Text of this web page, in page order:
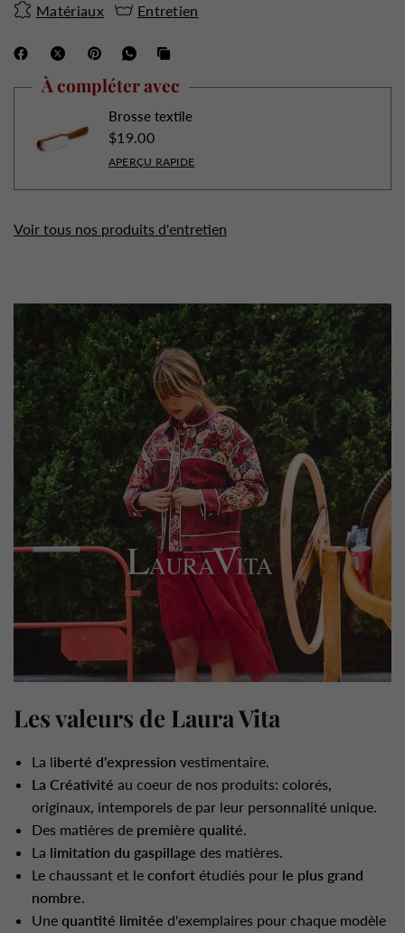
Matériaux Entretien
À compléter avec
Brosse textile
$19.00
APERÇU RAPIDE
Voir tous nos produits d'entretien
Les valeurs de Laura Vita
La liberté d'expression vestimentaire.
La Créativité au coeur de nos produits: colorés,
originaux, intemporels de par leur personnalité unique.
Des matières de première qualité.
La limitation du gaspillage des matières.
Le chaussant et le confort étudiés pour le plus grand
nombre.
Une quantité limitée d'exemplaires pour chaque modèle